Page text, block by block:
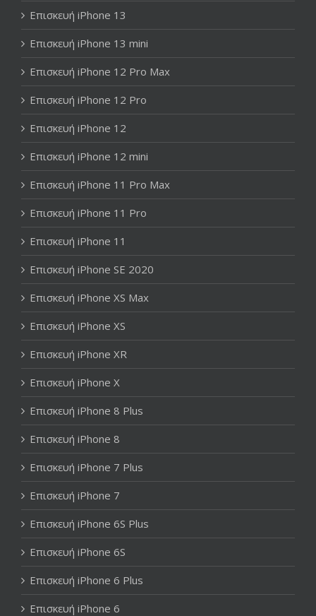
Επισκευή iPhone 13
Επισκευή iPhone 13 mini
Επισκευή iPhone 12 Pro Max
Επισκευή iPhone 12 Pro
Επισκευή iPhone 12
Επισκευή iPhone 12 mini
Επισκευή iPhone 11 Pro Max
Επισκευή iPhone 11 Pro
Επισκευή iPhone 11
Επισκευή iPhone SE 2020
Επισκευή iPhone XS Max
Επισκευή iPhone XS
Επισκευή iPhone XR
Επισκευή iPhone X
Επισκευή iPhone 8 Plus
Επισκευή iPhone 8
Επισκευή iPhone 7 Plus
Επισκευή iPhone 7
Επισκευή iPhone 6S Plus
Επισκευή iPhone 6S
Επισκευή iPhone 6 Plus
Επισκευή iPhone 6